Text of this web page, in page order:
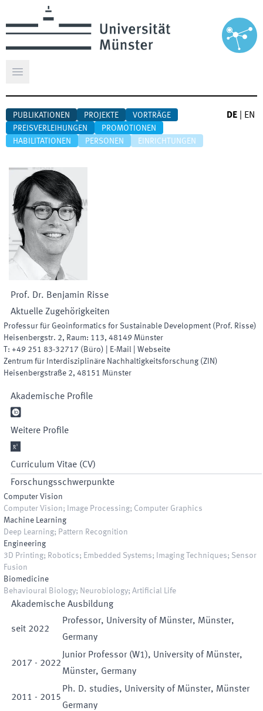
Hauptmenü öffnen
PUBLIKATIONEN PROJEKTE
VORTRÄGE
PREISVERLEIHUNGEN
PROMOTIONEN
HABILITATIONEN
PERSONEN EINRICHTUNGEN
DE EN
Prof. Dr. Benjamin Risse
Aktuelle Zugehörigkeiten
Professur für Geoinformatics for Sustainable Development (Prof. Risse)
Heisenbergstr. 2, Raum: 113, 48149 Münster
T: +49 251 83-32717 ( Büro) E-Mail
Webseite
Zentrum für Interdisziplinäre Nachhaltigkeitsforschung (ZIN )
Heisenbergstraße 2, 48151 Münster
Akademische Profile

Weitere Profile

Curriculum Vitae (CV)
Forschungsschwerpunkte
Computer Vision
Computer Vision; Image Processing; Computer Graphics
Machine Learning
Deep Learning; Pattern Recognition
Engineering
3D Printing; Robotics; Embedded Systems; Imaging Techniques; Sensor
Fusion
Biomedicine
Behavioural Biology; Neurobiology; Artificial Life
Akademische Ausbildung
seit 2022
Professor, University of Münster, Münster,
Germany
2017 - 2022
Junior Professor (W1), University of Münster,
Münster, Germany
2011 - 2015
Ph. D. studies, University of Münster, Münster
Germany